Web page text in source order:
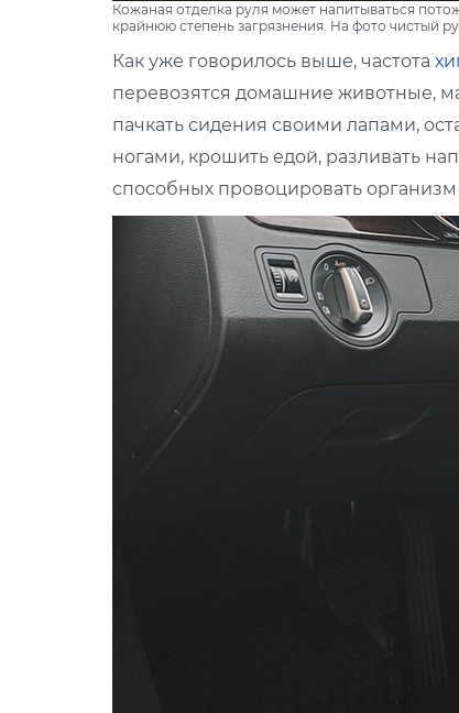
Кожаная отделка руля может напитываться
крайнюю степень загрязнения. На фото чистый
Как уже говорилось выше, частота
перевозятся домашние животные,
пачкать сидения своими лапами,
ногами, крошить едой, разливать
способных провоцировать